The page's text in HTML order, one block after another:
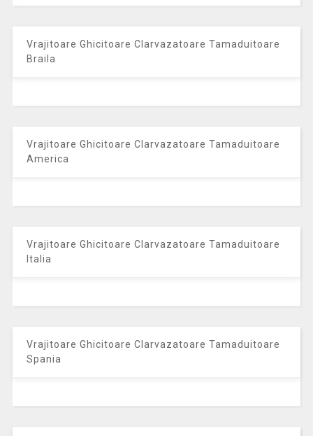
Vrajitoare Ghicitoare Clarvazatoare Tamaduitoare
Braila
Vrajitoare Ghicitoare Clarvazatoare Tamaduitoare
America
Vrajitoare Ghicitoare Clarvazatoare Tamaduitoare
Italia
Vrajitoare Ghicitoare Clarvazatoare Tamaduitoare
Spania